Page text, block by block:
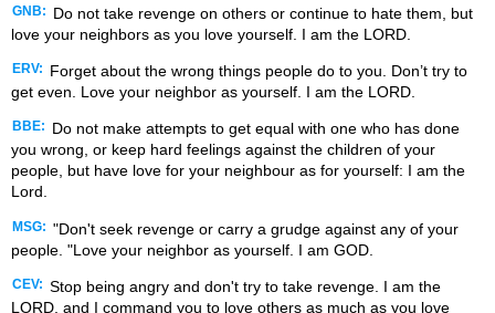
GNB:
Do not take revenge on others or continue to hate them, but
love your neighbors as you love yourself. I am the LORD.
ERV:
Forget about the wrong things people do to you. Don’t try to
get even. Love your neighbor as yourself. I am the LORD.
BBE:
Do not make attempts to get equal with one who has done
you wrong, or keep hard feelings against the children of your
people, but have love for your neighbour as for yourself: I am the
Lord.
MSG: "Don't seek revenge or carry a grudge against any of your
people. "Love your neighbor as yourself. I am GOD.
CEV: Stop being angry and don't try to take revenge. I am the
LORD, and I command you to love others as much as you love